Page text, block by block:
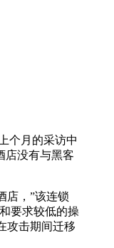
个月的采访中
店没有与黑客
店，”该连锁
要求较低的操
攻击期间迁移